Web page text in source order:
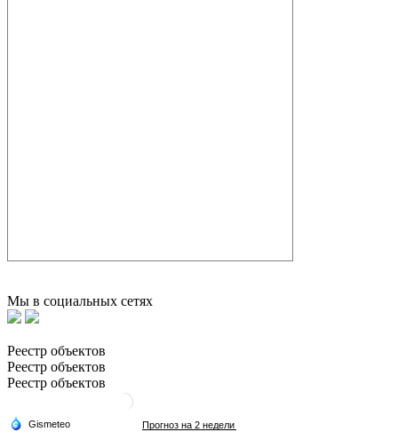
Мы в социальных сетях
Реестр объектов
Реестр объектов
Реестр объектов